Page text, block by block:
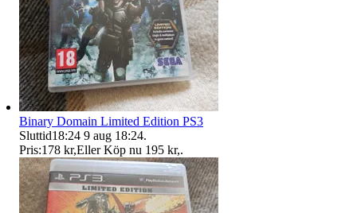
Binary Domain Limited Edition PS3
Sluttid18:24 9 aug 18:24.
Pris:178 kr,Eller Köp nu 195 kr,.